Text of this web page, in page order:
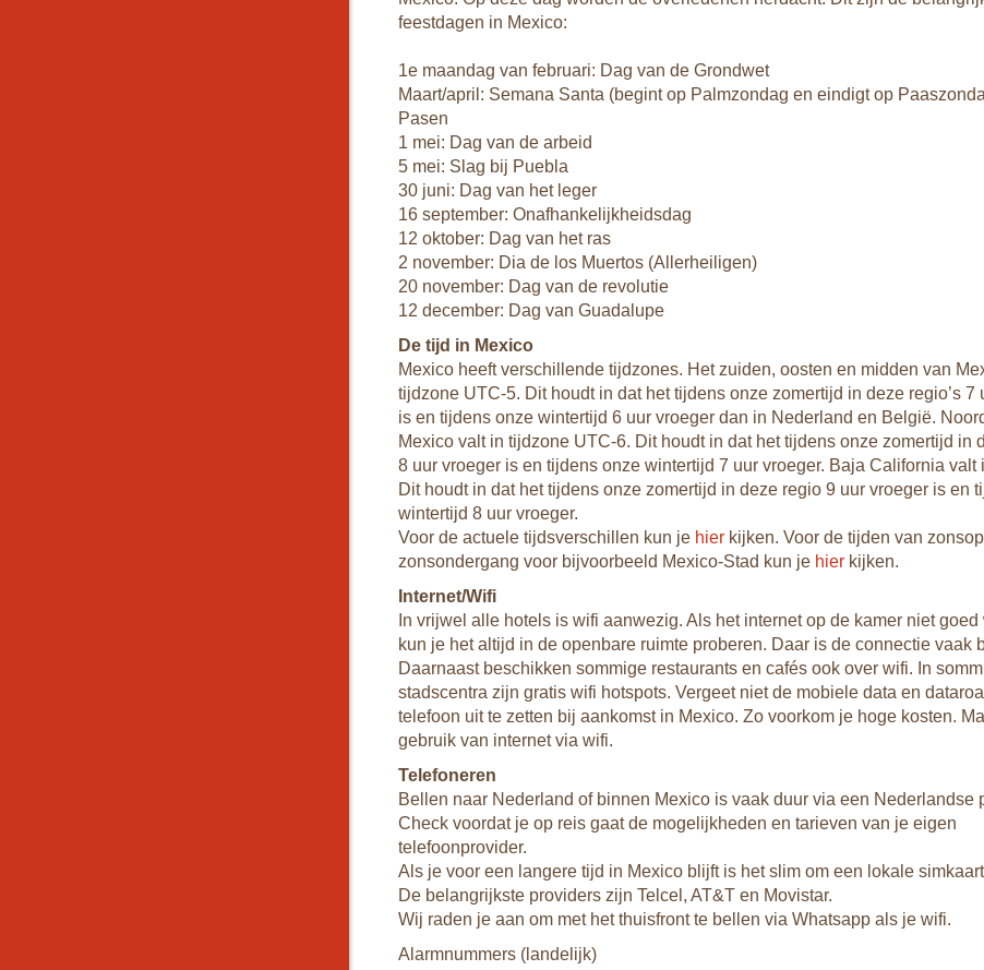
feestdagen in Mexico:
1e maandag van februari: Dag van de Grondwet
Maart/april: Semana Santa (begint op Palmzondag en eindigt op
Pasen
1 mei: Dag van de arbeid
5 mei: Slag bij Puebla
30 juni: Dag van het leger
16 september: Onafhankelijkheidsdag
12 oktober: Dag van het ras
2 november: Dia de los Muertos (Allerheiligen)
20 november: Dag van de revolutie
12 december: Dag van Guadalupe
De tijd in Mexico
Mexico heeft verschillende tijdzones. Het zuiden, oosten en midden van
tijdzone UTC-5. Dit houdt in dat het tijdens onze zomertijd in deze regio’s 7
is en tijdens onze wintertijd 6 uur vroeger dan in Nederland en België.
Mexico valt in tijdzone UTC-6. Dit houdt in dat het tijdens onze zomertijd in
8 uur vroeger is en tijdens onze wintertijd 7 uur vroeger. Baja California valt
Dit houdt in dat het tijdens onze zomertijd in deze regio 9 uur vroeger is en
wintertijd 8 uur vroeger.
Voor de actuele tijdsverschillen kun je hier kijken. Voor de tijden van
zonsondergang voor bijvoorbeeld Mexico-Stad kun je hier kijken.
Internet/Wifi
In vrijwel alle hotels is wifi aanwezig. Als het internet op de kamer niet goed
kun je het altijd in de openbare ruimte proberen. Daar is de connectie vaak
Daarnaast beschikken sommige restaurants en cafés ook over wifi. In
stadscentra zijn gratis wifi hotspots. Vergeet niet de mobiele data en
telefoon uit te zetten bij aankomst in Mexico. Zo voorkom je hoge kosten.
gebruik van internet via wifi.
Telefoneren
Bellen naar Nederland of binnen Mexico is vaak duur via een Nederlandse
Check voordat je op reis gaat de mogelijkheden en tarieven van je eigen
telefoonprovider.
Als je voor een langere tijd in Mexico blijft is het slim om een lokale
De belangrijkste providers zijn Telcel, AT&T en Movistar.
Wij raden je aan om met het thuisfront te bellen via Whatsapp als je wifi.
Alarmnummers (landelijk)